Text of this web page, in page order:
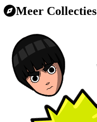
Meer Collecties